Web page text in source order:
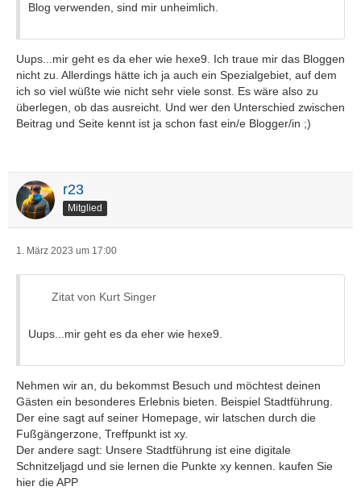
Blog verwenden, sind mir unheimlich.
Uups...mir geht es da eher wie hexe9. Ich traue mir das Bloggen
nicht zu. Allerdings hätte ich ja auch ein Spezialgebiet, auf dem
ich so viel wüßte wie nicht sehr viele sonst. Es wäre also zu
überlegen, ob das ausreicht. Und wer den Unterschied zwischen
Beitrag und Seite kennt ist ja schon fast ein/e Blogger/in ;)
r23
Mitglied
1. März 2023 um 17:00
Zitat von Kurt Singer
Uups...mir geht es da eher wie hexe9.
Nehmen wir an, du bekommst Besuch und möchtest deinen
Gästen ein besonderes Erlebnis bieten. Beispiel Stadtführung.
Der eine sagt auf seiner Homepage, wir latschen durch die
Fußgängerzone, Treffpunkt ist xy.
Der andere sagt: Unsere Stadtführung ist eine digitale
Schnitzeljagd und sie lernen die Punkte xy kennen. kaufen Sie
hier die APP